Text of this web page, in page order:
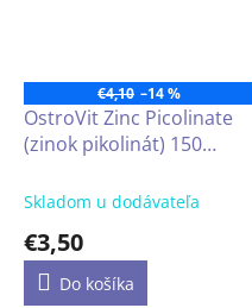
€4,10 –14 %
OstroVit Zinc Picolinate
(zinok pikolinát) 150
Skladom u dodávateľa
€3,50
Do košíka